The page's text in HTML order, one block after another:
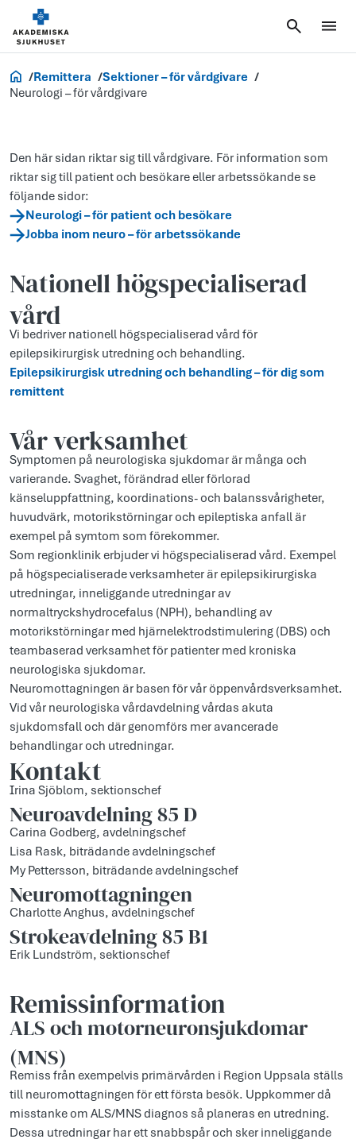
Vårdgivare
Remittera
Sektioner – för vårdgivare
Neurologi – för vårdgivare
Den här sidan riktar sig till vårdgivare. För information som
riktar sig till patient och besökare eller arbetssökande se
följande sidor:
Neurologi – för patient och besökare
Jobba inom neuro – för arbetssökande
Nationell högspecialiserad
vård
Vi bedriver nationell högspecialiserad vård för
epilepsikirurgisk utredning och behandling.
Epilepsikirurgisk utredning och behandling – för dig som
remittent
Vår verksamhet
Symptomen på neurologiska sjukdomar är många och
varierande. Svaghet, förändrad eller förlorad
känseluppfattning, koordinations- och balanssvårigheter,
huvudvärk, motorikstörningar och epileptiska anfall är
exempel på symtom som förekommer.
Som regionklinik erbjuder vi högspecialiserad vård. Exempel
på högspecialiserade verksamheter är epilepsikirurgiska
utredningar, inneliggande utredningar av
normaltryckshydrocefalus (NPH), behandling av
motorikstörningar med hjärnelektrodstimulering (DBS) och
teambaserad verksamhet för patienter med kroniska
neurologiska sjukdomar.
Neuromottagningen är basen för vår öppenvårdsverksamhet.
Vid vår neurologiska vårdavdelning vårdas akuta
sjukdomsfall och där genomförs mer avancerade
behandlingar och utredningar.
Kontakt
Irina Sjöblom, sektionschef
Neuroavdelning 85 D
Carina Godberg, avdelningschef
Lisa Rask, biträdande avdelningschef
My Pettersson, biträdande avdelningschef
Neuromottagningen
Charlotte Anghus, avdelningschef
Strokeavdelning 85 B1
Erik Lundström, sektionschef
Remissinformation
ALS och motorneuronsjukdomar
(MNS)
Remiss från exempelvis primärvården i Region Uppsala ställs
till neuromottagningen för ett första besök. Uppkommer då
misstanke om ALS/MNS diagnos så planeras en utredning.
Dessa utredningar har ett snabbspår och sker inneliggande